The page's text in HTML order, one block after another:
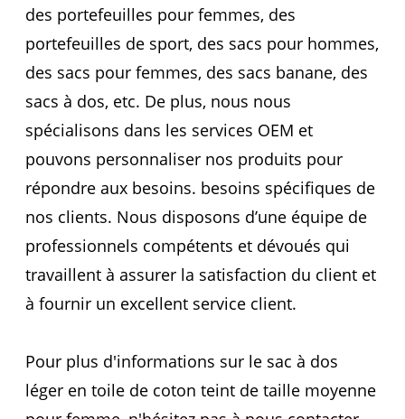
des portefeuilles pour femmes, des
portefeuilles de sport, des sacs pour hommes,
des sacs pour femmes, des sacs banane, des
sacs à dos, etc. De plus, nous nous
spécialisons dans les services OEM et
pouvons personnaliser nos produits pour
répondre aux besoins. besoins spécifiques de
nos clients. Nous disposons d’une équipe de
professionnels compétents et dévoués qui
travaillent à assurer la satisfaction du client et
à fournir un excellent service client.
Pour plus d'informations sur le sac à dos
léger en toile de coton teint de taille moyenne